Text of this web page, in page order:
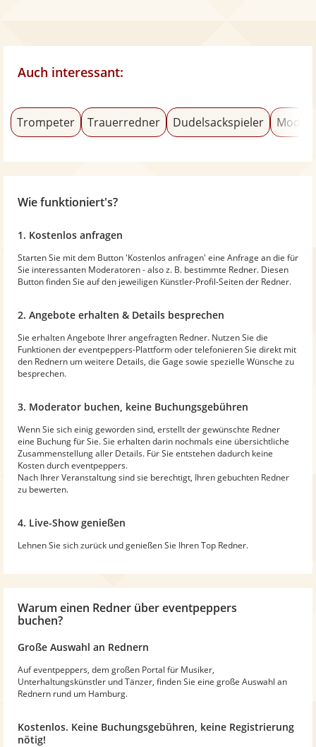
Auch interessant:
Trompeter Trauerredner Dudelsackspieler
Wie funktioniert's?
1. Kostenlos anfragen
Starten Sie mit dem Button 'Kostenlos anfragen' eine Anfrage an die für
Sie interessanten Moderatoren - also z. B. bestimmte Redner. Diesen
Button finden Sie auf den jeweiligen Künstler-Profil-Seiten der Redner.
2. Angebote erhalten & Details besprechen
Sie erhalten Angebote Ihrer angefragten Redner. Nutzen Sie die
Funktionen der eventpeppers-Plattform oder telefonieren Sie direkt mit
den Rednern um weitere Details, die Gage sowie spezielle Wünsche zu
besprechen.
3. Moderator buchen, keine Buchungsgebühren
Wenn Sie sich einig geworden sind, erstellt der gewünschte Redner
eine Buchung für Sie. Sie erhalten darin nochmals eine übersichtliche
Zusammenstellung aller Details. Für Sie entstehen dadurch keine
Kosten durch eventpeppers.
Nach Ihrer Veranstaltung sind sie berechtigt, Ihren gebuchten Redner
zu bewerten.
4. Live-Show genießen
Lehnen Sie sich zurück und genießen Sie Ihren Top Redner.
Warum einen Redner über eventpeppers
buchen?
Große Auswahl an Rednern
Auf eventpeppers, dem großen Portal für Musiker,
Unterhaltungskünstler und Tänzer, finden Sie eine große Auswahl an
Rednern rund um Hamburg.
Kostenlos. Keine Buchungsgebühren, keine Registrierung
nötig!